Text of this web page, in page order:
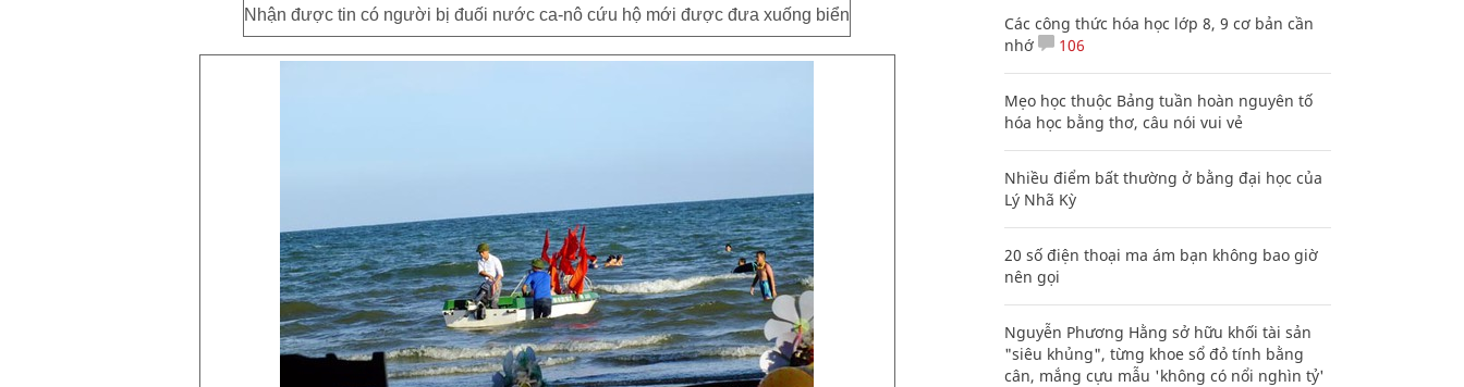
Nhận được tin có người bị đuối nước ca-nô cứu hộ mới được đưa xuống biển
Các công thức hóa học lớp 8, 9 cơ bản cần
nhớ
106
Mẹo học thuộc Bảng tuần hoàn nguyên tố
hóa học bằng thơ, câu nói vui vẻ
Nhiều điểm bất thường ở bằng đại học của
Lý Nhã Kỳ
20 số điện thoại ma ám bạn không bao giờ
nên gọi
Nguyễn Phương Hằng sở hữu khối tài sản
"siêu khủng", từng khoe sổ đỏ tính bằng
cân, mắng cựu mẫu 'không có nổi nghìn tỷ'